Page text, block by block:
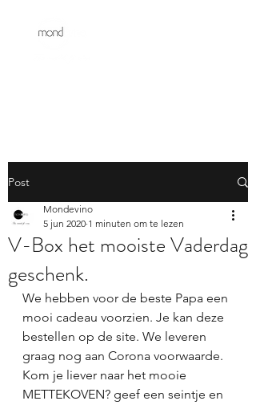
Post
V-Box het mooiste Vaderdag
geschenk.
Mondevino
5 jun 2020 1 minuten om te lezen
We hebben voor de beste Papa een
mooi cadeau voorzien. Je kan deze
bestellen op de site. We leveren
graag nog aan Corona voorwaarde.
Kom je liever naar het mooie
METTEKOVEN? geef een seintje en